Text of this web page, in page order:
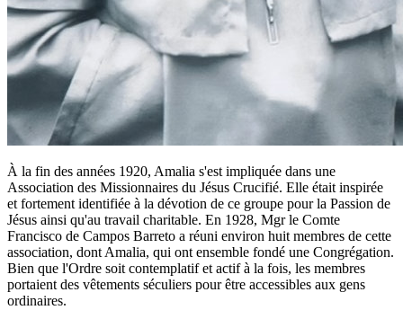
À la fin des années 1920, Amalia s'est impliquée dans une
Association des Missionnaires du Jésus Crucifié. Elle était inspirée
et fortement identifiée à la dévotion de ce groupe pour la Passion de
Jésus ainsi qu'au travail charitable. En 1928, Mgr le Comte
Francisco de Campos Barreto a réuni environ huit membres de cette
association, dont Amalia, qui ont ensemble fondé une Congrégation.
Bien que l'Ordre soit contemplatif et actif à la fois, les membres
portaient des vêtements séculiers pour être accessibles aux gens
ordinaires.